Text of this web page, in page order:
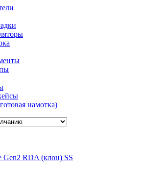
намотка)